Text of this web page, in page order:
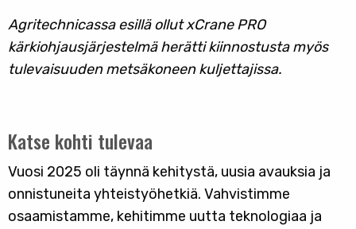
Agritechnicassa esillä ollut xCrane PRO
kärkiohjausjärjestelmä herätti kiinnostusta myös
tulevaisuuden metsäkoneen kuljettajissa.
Katse kohti tulevaa
Vuosi 2025 oli täynnä kehitystä, uusia avauksia ja
onnistuneita yhteistyöhetkiä. Vahvistimme
osaamistamme, kehitimme uutta teknologiaa ja